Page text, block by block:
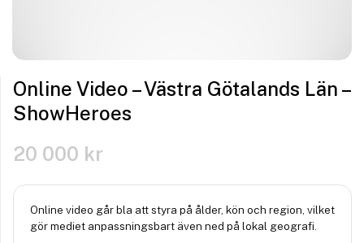
Online Video – Västra Götalands Län –
ShowHeroes
20 000 kr
Online video går bla att styra på ålder, kön och region, vilket
gör mediet anpassningsbart även ned på lokal geografi.